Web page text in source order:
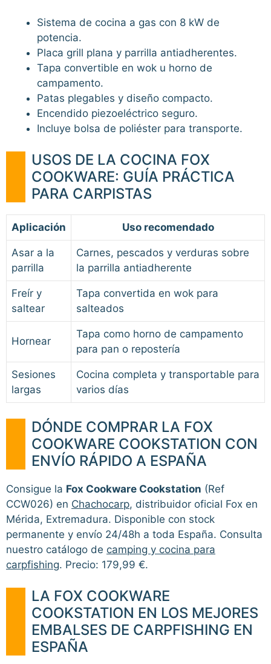
Sistema de cocina a gas con 8 kW de
potencia.
Placa grill plana y parrilla antiadherentes.
Tapa convertible en wok u horno de
campamento.
Patas plegables y diseño compacto.
Encendido piezoeléctrico seguro.
Incluye bolsa de poliéster para transporte.
USOS DE LA COCINA FOX
COOKWARE: GUÍA PRÁCTICA
PARA CARPISTAS
Aplicación Uso recomendado
Asar a la
parrilla
Carnes, pescados y verduras sobre
la parrilla antiadherente
Freír y
saltear
Tapa convertida en wok para
salteados
Hornear
Tapa como horno de campamento
para pan o repostería
Sesiones
largas
Cocina completa y transportable para
varios días
DÓNDE COMPRAR LA FOX
COOKWARE COOKSTATION CON
ENVÍO RÁPIDO A ESPAÑA
Consigue la Fox Cookware Cookstation (Ref
CCW026) en Chachocarp, distribuidor oficial Fox en
Mérida, Extremadura. Disponible con stock
permanente y envío 24/48h a toda España. Consulta
nuestro catálogo de camping y cocina para
carpfishing. Precio: 179,99 €.
LA FOX COOKWARE
COOKSTATION EN LOS MEJORES
EMBALSES DE CARPFISHING EN
ESPAÑA